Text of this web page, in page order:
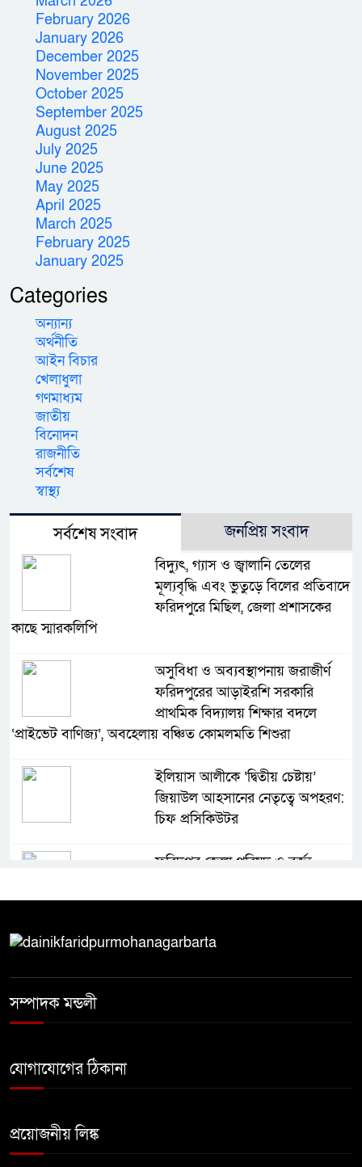
February 2026
January 2026
December 2025
November 2025
October 2025
September 2025
August 2025
July 2025
June 2025
May 2025
April 2025
March 2025
February 2025
January 2025
Categories
অন্যান্য
অর্থনীতি
আইন বিচার
খেলাধুলা
গণমাধ্যম
জাতীয়
বিনোদন
রাজনীতি
সর্বশেষ
স্বাস্থ্য
সর্বশেষ সংবাদ জনপ্রিয় সংবাদ
বিদ্যুৎ, গ্যাস ও জ্বালানি তেলের
মূল্যবৃদ্ধি এবং ভুতুড়ে বিলের প্রতিবাদে
ফরিদপুরে মিছিল, জেলা প্রশাসকের
কাছে স্মারকলিপি
অসুবিধা ও অব্যবস্থাপনায় জরাজীর্ণ
ফরিদপুরের আড়াইরশি সরকারি
প্রাথমিক বিদ্যালয় শিক্ষার বদলে
‘প্রাইভেট বাণিজ্য’, অবহেলায় বঞ্চিত কোমলমতি শিশুরা
ইলিয়াস আলীকে ‘দ্বিতীয় চেষ্টায়’
জিয়াউল আহসানের নেতৃত্বে অপহরণ:
চিফ প্রসিকিউটর
ফরিদপুর জেলা পরিষদ ও বর্জ্য
করলেন স্থানীয় সরকার বিভাগের সচিব
৩০ বছরের ভোগান্তি, বসতভিটা রক্ষায়
সম্পাদক মন্ডলী
যোগাযোগের ঠিকানা
প্রয়োজনীয় লিঙ্ক